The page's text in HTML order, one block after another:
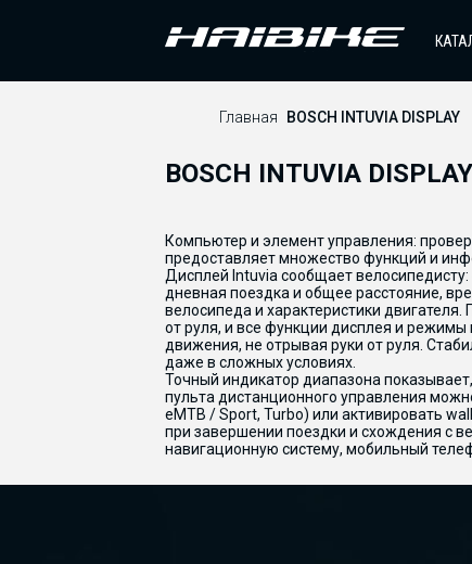
Главная BOSCH INTUVIA DISPLAY
BOSCH INTUVIA DISPLAY
Компьютер и элемент управления:
предоставляет множество функций и
Дисплей Intuvia сообщает
дневная поездка и общее расстояние,
велосипеда и характеристики
от руля, и все функции дисплея и
движения, не отрывая руки от руля.
даже в сложных условиях.
Точный индикатор диапазона
пульта дистанционного управления
eMTB / Sport, Turbo) или активировать
при завершении поездки и схождения с
навигационную систему, мобильный